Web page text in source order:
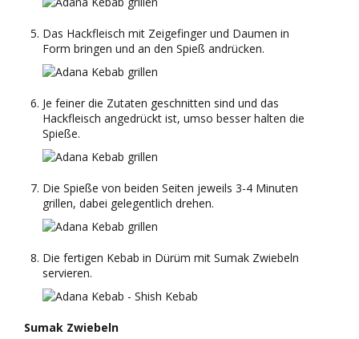
Das Hackfleisch mit Zeigefinger und Daumen in
Form bringen und an den Spieß andrücken.
Je feiner die Zutaten geschnitten sind und das
Hackfleisch angedrückt ist, umso besser halten die
Spieße.
Die Spieße von beiden Seiten jeweils 3-4 Minuten
grillen, dabei gelegentlich drehen.
Die fertigen Kebab in Dürüm mit Sumak Zwiebeln
servieren.
Sumak Zwiebeln